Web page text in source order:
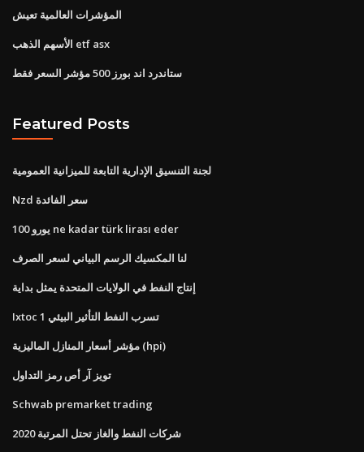
المؤشرات العالمية تعيش
الأسهم الذهب etf asx
ستاندرد اند بورز 500 مؤشر السعر فقط
Featured Posts
لجنة التنسيق الإدارية التابعة للميزانية العمومية
Nzd سعر الفائدة
100 يورو ne kadar türk lirası eder
لنا المكسيك الرسم البياني لسعر الصرف
إنتاج النفط في الولايات المتحدة يمثل بداية
Ixtoc 1 تسرب النفط التأثير البيئي
مؤشر أسعار المنازل الماليزية (hpi)
تويز آر أص رمز التداول
Schwab premarket trading
شركات النفط والغاز تحتل المرتبة 2020